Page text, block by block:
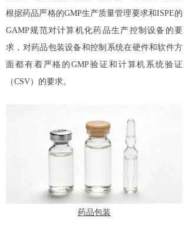
根据药品严格的GMP生产质量管理要求和ISPE的
GAMP规范对计算机化药品生产控制设备的要
求，对药品包装设备和控制系统在硬件和软件方
面都有着严格的GMP验证和计算机系统验证
（CSV）的要求。
药品包装